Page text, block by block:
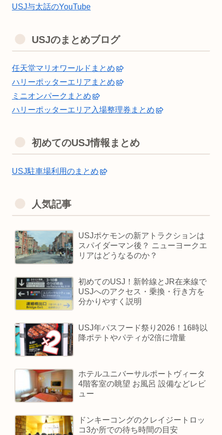
USJ与太話のYouTube
USJのまとめブログ
任天堂マリオワールドまとめ
ハリーポッターエリアまとめ
ミニオンパークまとめ
ハリーポッターエリア入場整理券まとめ
初めてのUSJ情報まとめ
USJ駐車場利用のまとめ
人気記事
USJポケモンの新アトラクションは
スパイダーマン後？ ニューヨークエ
リアはどうなるのか？
初めてのUSJ！新幹線とJR在来線で
USJへのアクセス・乗換・行き方を
分かりやすく説明
USJ年パスフード祭り2026！16時以
降ポテトやパティが2倍に増量
ホテルユニバーサルポートヴィータ
4階客室の眺望 お風呂 設備などレビ
ュー
ドンキーコングのクレイジートロッ
コ3か所での待ち時間の目安